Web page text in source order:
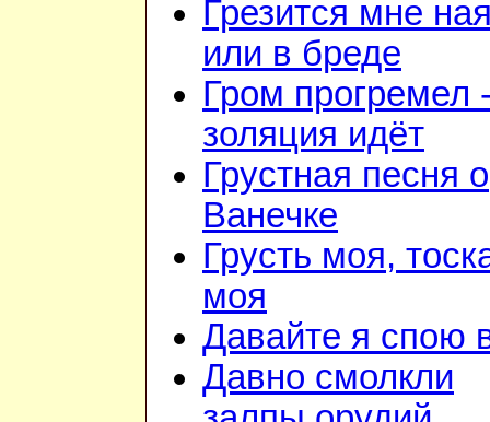
Грезится мне
или в бреде
Гром прогремел
золяция идёт
Грустная песня о
Ванечке
Грусть моя,
моя
Давайте я спою
Давно смолкли